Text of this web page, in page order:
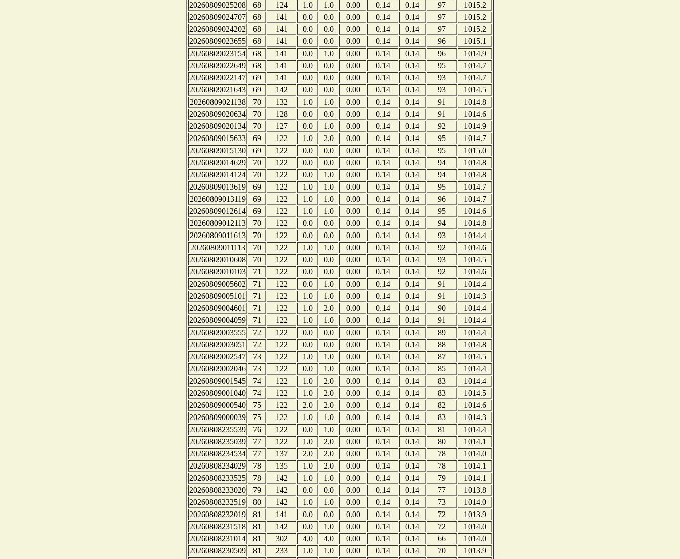
20260809025208
68 124 1.0 1.0 0.00 0.14 0.14 97
1015.2
20260809024707
68 141 0.0 0.0 0.00 0.14 0.14 97
1015.2
20260809024202
68 141 0.0 0.0 0.00 0.14 0.14 97
1015.2
20260809023655
68 141 0.0 0.0 0.00 0.14 0.14 96
1015.1
20260809023154
68 141 0.0 1.0 0.00 0.14 0.14 96
1014.9
20260809022649
68 141 0.0 0.0 0.00 0.14 0.14 95
1014.7
20260809022147
69 141 0.0 0.0 0.00 0.14 0.14 93
1014.7
20260809021643
69 142 0.0 0.0 0.00 0.14 0.14 93
1014.5
20260809021138
70 132 1.0 1.0 0.00 0.14 0.14 91
1014.8
20260809020634
70 128 0.0 0.0 0.00 0.14 0.14 91
1014.6
20260809020134
70 127 0.0 1.0 0.00 0.14 0.14 92
1014.9
20260809015633
69 122 1.0 2.0 0.00 0.14 0.14 95
1014.7
20260809015130
69 122 0.0 0.0 0.00 0.14 0.14 95
1015.0
20260809014629
70 122 0.0 0.0 0.00 0.14 0.14 94
1014.8
20260809014124
70 122 0.0 1.0 0.00 0.14 0.14 94
1014.8
20260809013619
69 122 1.0 1.0 0.00 0.14 0.14 95
1014.7
20260809013119
69 122 1.0 1.0 0.00 0.14 0.14 96
1014.7
20260809012614
69 122 1.0 1.0 0.00 0.14 0.14 95
1014.6
20260809012113
70 122 0.0 0.0 0.00 0.14 0.14 94
1014.8
20260809011613
70 122 0.0 0.0 0.00 0.14 0.14 93
1014.4
20260809011113
70 122 1.0 1.0 0.00 0.14 0.14 92
1014.6
20260809010608
70 122 0.0 0.0 0.00 0.14 0.14 93
1014.5
20260809010103
71 122 0.0 0.0 0.00 0.14 0.14 92
1014.6
20260809005602
71 122 0.0 1.0 0.00 0.14 0.14 91
1014.4
20260809005101
71 122 1.0 1.0 0.00 0.14 0.14 91
1014.3
20260809004601
71 122 1.0 2.0 0.00 0.14 0.14 90
1014.4
20260809004059
71 122 1.0 1.0 0.00 0.14 0.14 91
1014.4
20260809003555
72 122 0.0 0.0 0.00 0.14 0.14 89
1014.4
20260809003051
72 122 0.0 0.0 0.00 0.14 0.14 88
1014.8
20260809002547
73 122 1.0 1.0 0.00 0.14 0.14 87
1014.5
20260809002046
73 122 0.0 1.0 0.00 0.14 0.14 85
1014.4
20260809001545
74 122 1.0 2.0 0.00 0.14 0.14 83
1014.4
20260809001040
74 122 1.0 2.0 0.00 0.14 0.14 83
1014.5
20260809000540
75 122 2.0 2.0 0.00 0.14 0.14 82
1014.6
20260809000039
75 122 1.0 1.0 0.00 0.14 0.14 83
1014.3
20260808235539
76 122 0.0 1.0 0.00 0.14 0.14 81
1014.4
20260808235039
77 122 1.0 2.0 0.00 0.14 0.14 80
1014.1
20260808234534
77 137 2.0 2.0 0.00 0.14 0.14 78
1014.0
20260808234029
78 135 1.0 2.0 0.00 0.14 0.14 78
1014.1
20260808233525
78 142 1.0 1.0 0.00 0.14 0.14 79
1014.1
20260808233020
79 142 0.0 0.0 0.00 0.14 0.14 77
1013.8
20260808232519
80 142 1.0 1.0 0.00 0.14 0.14 73
1014.0
20260808232019
81 141 0.0 0.0 0.00 0.14 0.14 72
1013.9
20260808231518
81 142 0.0 1.0 0.00 0.14 0.14 72
1014.0
20260808231014
81 302 4.0 4.0 0.00 0.14 0.14 66
1014.0
20260808230509
81 233 1.0 1.0 0.00 0.14 0.14 70
1013.9